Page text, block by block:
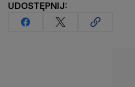
UDOSTĘPNIJ: